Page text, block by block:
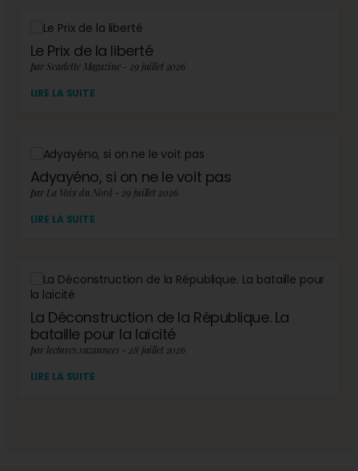
Le Prix de la liberté
par Scarlette Magazine - 29 juillet 2026
LIRE LA SUITE
Adyayéno, si on ne le voit pas
par La Voix du Nord - 29 juillet 2026
LIRE LA SUITE
La Déconstruction de la République. La
bataille pour la laïcité
par lectures.suzannees - 28 juillet 2026
LIRE LA SUITE